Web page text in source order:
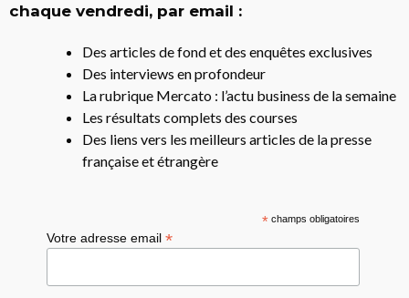
chaque vendredi, par email :
Des articles de fond et des enquêtes exclusives
Des interviews en profondeur
La rubrique Mercato : l’actu business de la semaine
Les résultats complets des courses
Des liens vers les meilleurs articles de la presse
française et étrangère
*champs obligatoires
Votre adresse email*